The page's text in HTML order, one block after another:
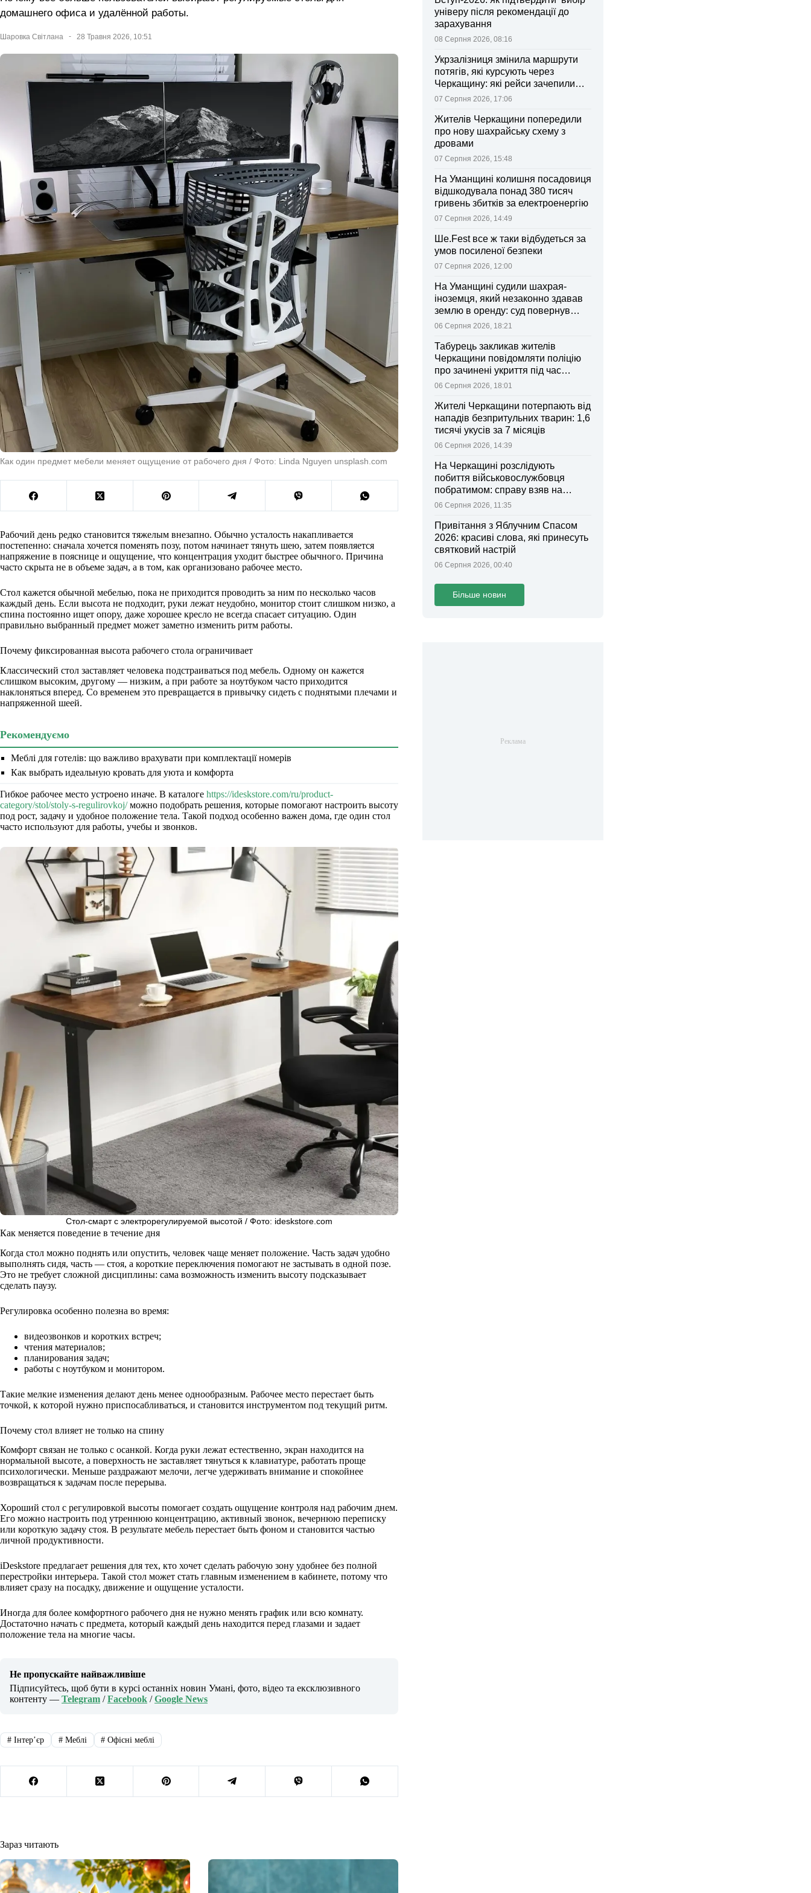
домашнего офиса и удалённой работы.
Шаровка Світлана 28 Травня 2026, 10:51
Как один предмет мебели меняет ощущение от рабочего дня / Фото: Linda Nguyen unsplash.com
Рабочий день редко становится тяжелым внезапно. Обычно усталость накапливается
постепенно: сначала хочется поменять позу, потом начинает тянуть шею, затем появляется
напряжение в пояснице и ощущение, что концентрация уходит быстрее обычного. Причина
часто скрыта не в объеме задач, а в том, как организовано рабочее место.
Стол кажется обычной мебелью, пока не приходится проводить за ним по несколько часов
каждый день. Если высота не подходит, руки лежат неудобно, монитор стоит слишком низко, а
спина постоянно ищет опору, даже хорошее кресло не всегда спасает ситуацию. Один
правильно выбранный предмет может заметно изменить ритм работы.
Почему фиксированная высота рабочего стола ограничивает
Классический стол заставляет человека подстраиваться под мебель. Одному он кажется
слишком высоким, другому — низким, а при работе за ноутбуком часто приходится
наклоняться вперед. Со временем это превращается в привычку сидеть с поднятыми плечами и
напряженной шеей.
Рекомендуємо
Меблі для готелів: що важливо врахувати при комплектації номерів
Как выбрать идеальную кровать для уюта и комфорта
Гибкое рабочее место устроено иначе. В каталоге https://ideskstore.com/ru/product-
category/stol/stoly-s-regulirovkoj/можно подобрать решения, которые помогают настроить высоту
под рост, задачу и удобное положение тела. Такой подход особенно важен дома, где один стол
часто используют для работы, учебы и звонков.
Стол-смарт с электрорегулируемой высотой / Фото: ideskstore.com
Как меняется поведение в течение дня
Когда стол можно поднять или опустить, человек чаще меняет положение. Часть задач удобно
выполнять сидя, часть — стоя, а короткие переключения помогают не застывать в одной позе.
Это не требует сложной дисциплины: сама возможность изменить высоту подсказывает
сделать паузу.
Регулировка особенно полезна во время:
видеозвонков и коротких встреч;
чтения материалов;
планирования задач;
работы с ноутбуком и монитором.
Такие мелкие изменения делают день менее однообразным. Рабочее место перестает быть
точкой, к которой нужно приспосабливаться, и становится инструментом под текущий ритм.
Почему стол влияет не только на спину
Комфорт связан не только с осанкой. Когда руки лежат естественно, экран находится на
нормальной высоте, а поверхность не заставляет тянуться к клавиатуре, работать проще
психологически. Меньше раздражают мелочи, легче удерживать внимание и спокойнее
возвращаться к задачам после перерыва.
Хороший cтол с регулировкой высоты помогает создать ощущение контроля над рабочим днем.
Его можно настроить под утреннюю концентрацию, активный звонок, вечернюю переписку
или короткую задачу стоя. В результате мебель перестает быть фоном и становится частью
личной продуктивности.
iDeskstore предлагает решения для тех, кто хочет сделать рабочую зону удобнее без полной
перестройки интерьера. Такой стол может стать главным изменением в кабинете, потому что
влияет сразу на посадку, движение и ощущение усталости.
Иногда для более комфортного рабочего дня не нужно менять график или всю комнату.
Достаточно начать с предмета, который каждый день находится перед глазами и задает
положение тела на многие часы.
Не пропускайте найважливіше
Підписуйтесь, щоб бути в курсі останніх новин Умані, фото, відео та ексклюзивного
контенту — Telegram /Facebook /Google News
#Інтерʼєр #Меблі # Офісні меблі
Зараз читають
універу після рекомендації до
зарахування
08 Серпня 2026, 08:16
Укрзалізниця змінила маршрути
потягів, які курсують через
Черкащину: які рейси зачепили
зміни
07 Серпня 2026, 17:06
Жителів Черкащини попередили
про нову шахрайську схему з
дровами
07 Серпня 2026, 15:48
На Уманщині колишня посадовиця
відшкодувала понад 380 тисяч
гривень збитків за електроенергію
07 Серпня 2026, 14:49
Ше.Fest все ж таки відбудеться за
умов посиленої безпеки
07 Серпня 2026, 12:00
На Уманщині судили шахрая-
іноземця, який незаконно здавав
землю в оренду: суд повернув
ділянки громаді
06 Серпня 2026, 18:21
Табурець закликав жителів
Черкащини повідомляти поліцію
про зачинені укриття під час
тривоги
06 Серпня 2026, 18:01
Жителі Черкащини потерпають від
нападів безпритульних тварин: 1,6
тисячі укусів за 7 місяців
06 Серпня 2026, 14:39
На Черкащині розслідують
побиття військовослужбовця
побратимом: справу взяв на
контроль Лубінець
06 Серпня 2026, 11:35
Привітання з Яблучним Спасом
2026: красиві слова, які принесуть
святковий настрій
06 Серпня 2026, 00:40
Більше новин